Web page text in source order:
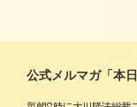
公式メルマガ「本